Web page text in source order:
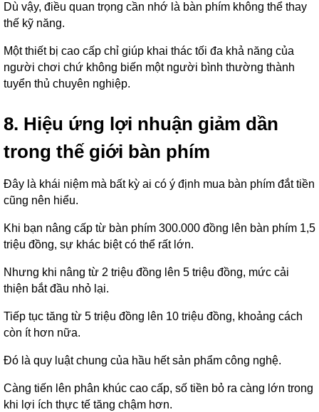
Dù vậy, điều quan trọng cần nhớ là bàn phím không thể thay
thế kỹ năng.
Một thiết bị cao cấp chỉ giúp khai thác tối đa khả năng của
người chơi chứ không biến một người bình thường thành
tuyển thủ chuyên nghiệp.
8. Hiệu ứng lợi nhuận giảm dần
trong thế giới bàn phím
Đây là khái niệm mà bất kỳ ai có ý định mua bàn phím đắt tiền
cũng nên hiểu.
Khi bạn nâng cấp từ bàn phím 300.000 đồng lên bàn phím 1,5
triệu đồng, sự khác biệt có thể rất lớn.
Nhưng khi nâng từ 2 triệu đồng lên 5 triệu đồng, mức cải
thiện bắt đầu nhỏ lại.
Tiếp tục tăng từ 5 triệu đồng lên 10 triệu đồng, khoảng cách
còn ít hơn nữa.
Đó là quy luật chung của hầu hết sản phẩm công nghệ.
Càng tiến lên phân khúc cao cấp, số tiền bỏ ra càng lớn trong
khi lợi ích thực tế tăng chậm hơn.